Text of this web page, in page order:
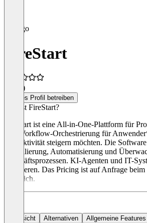
FireStart
(7)
Dieses Profil betreiben
Was ist FireStart?
FireStart ist eine All-in-One-Plattform für
und Workflow-Orchestrierung für
Produktivität steigern möchten. Die
Modellierung, Automatisierung und
Geschäftsprozessen. KI-Agenten und IT-
integrieren. Das Pricing ist auf Anfrage
erhältlich.
Übersicht Alternativen Allgemeine Features